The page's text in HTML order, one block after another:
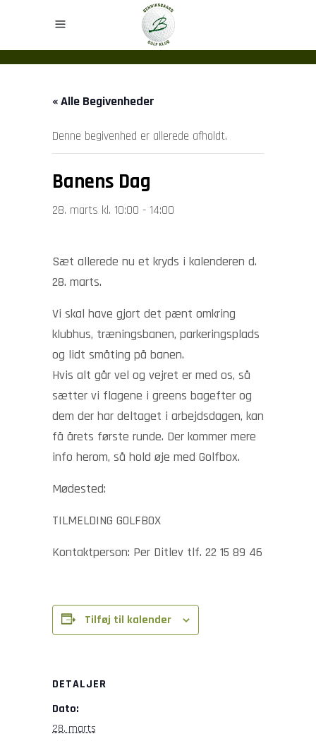
« Alle Begivenheder
Denne begivenhed er allerede afholdt.
Banens Dag
28. marts kl. 10:00 - 14:00
Sæt allerede nu et kryds i kalenderen d.
28. marts.
Vi skal have gjort det pænt omkring
klubhus, træningsbanen, parkeringsplads
og lidt småting på banen.
Hvis alt går vel og vejret er med os, så
sætter vi flagene i greens bagefter og
dem der har deltaget i arbejdsdagen, kan
få årets første runde. Der kommer mere
info herom, så hold øje med Golfbox.
Mødested:
TILMELDING GOLFBOX
Kontaktperson: Per Ditlev tlf. 22 15 89 46
Tilføj til kalender
DETALJER
Dato:
28. marts